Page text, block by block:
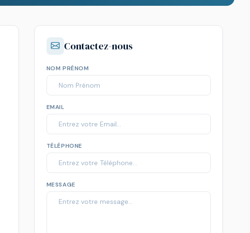
Contactez-nous
NOM PRÉNOM
EMAIL
TÉLÉPHONE
MESSAGE